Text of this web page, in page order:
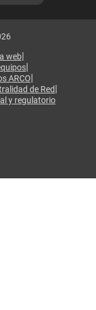
web|
|
ARCO|
de Red|
y regulatorio